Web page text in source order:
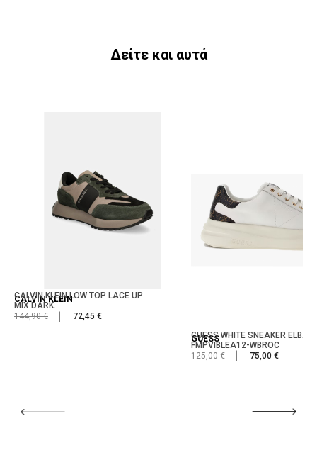
Δείτε και αυτά
CALVIN KLEIN
CALVIN KLEIN LOW TOP LACE UP
MIX DARK...
144,90 €
72,45 €
GUESS
GUESS WHITE SNEAKER ELBA
FMPVIBLEA12-WBROC
125,00 €
75,00 €